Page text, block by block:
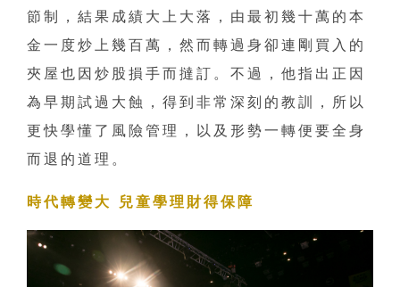
節制，結果成績大上大落，由最初幾十萬的本
金一度炒上幾百萬，然而轉過身卻連剛買入的
夾屋也因炒股損手而撻訂。不過，他指出正因
為早期試過大蝕，得到非常深刻的教訓，所以
更快學懂了風險管理，以及形勢一轉便要全身
而退的道理。
時代轉變大 兒童學理財得保障